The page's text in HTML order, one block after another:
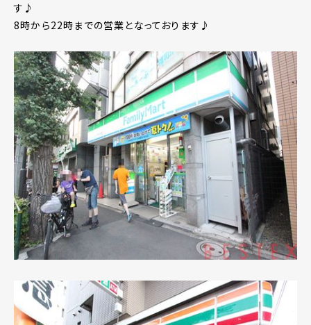
す♪
8時から22時までの営業となっております♪